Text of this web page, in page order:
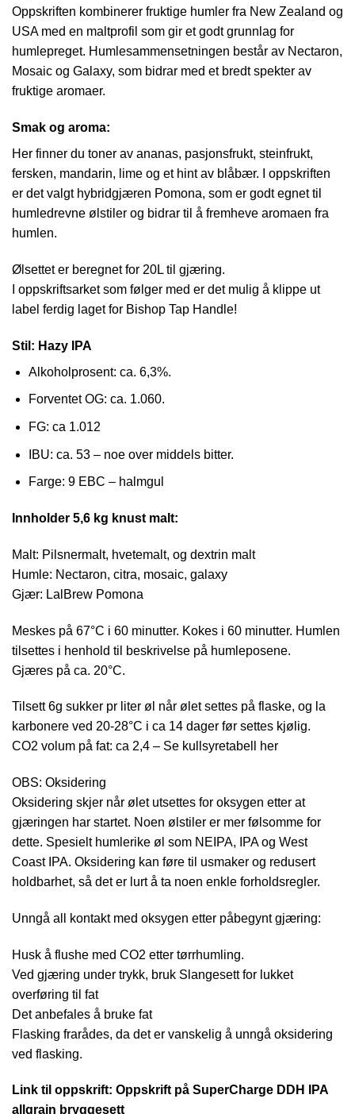
Oppskriften kombinerer fruktige humler fra New Zealand og
USA med en maltprofil som gir et godt grunnlag for
humlepreget. Humlesammensetningen består av Nectaron,
Mosaic og Galaxy, som bidrar med et bredt spekter av
fruktige aromaer.
Smak og aroma:
Her finner du toner av ananas, pasjonsfrukt, steinfrukt,
fersken, mandarin, lime og et hint av blåbær. I oppskriften
er det valgt hybridgjæren Pomona, som er godt egnet til
humledrevne ølstiler og bidrar til å fremheve aromaen fra
humlen.
Ølsettet er beregnet for 20L til gjæring.
I oppskriftsarket som følger med er det mulig å klippe ut
label ferdig laget for Bishop Tap Handle!
Stil: Hazy IPA
Alkoholprosent: ca. 6,3%.
Forventet OG: ca. 1.060.
FG: ca 1.012
IBU: ca. 53 – noe over middels bitter.
Farge: 9 EBC – halmgul
Innholder 5,6 kg knust malt:
Malt: Pilsnermalt, hvetemalt, og dextrin malt
Humle: Nectaron, citra, mosaic, galaxy
Gjær: LalBrew Pomona
Meskes på 67°C i 60 minutter. Kokes i 60 minutter. Humlen
tilsettes i henhold til beskrivelse på humleposene.
Gjæres på ca. 20°C.
Tilsett 6g sukker pr liter øl når ølet settes på flaske, og la
karbonere ved 20-28°C i ca 14 dager før settes kjølig.
CO2 volum på fat: ca 2,4 – Se kullsyretabell her
OBS: Oksidering
Oksidering skjer når ølet utsettes for oksygen etter at
gjæringen har startet. Noen ølstiler er mer følsomme for
dette. Spesielt humlerike øl som NEIPA, IPA og West
Coast IPA. Oksidering kan føre til usmaker og redusert
holdbarhet, så det er lurt å ta noen enkle forholdsregler.
Unngå all kontakt med oksygen etter påbegynt gjæring:
Husk å flushe med CO2 etter tørrhumling.
Ved gjæring under trykk, bruk Slangesett for lukket
overføring til fat
Det anbefales å bruke fat
Flasking frarådes, da det er vanskelig å unngå oksidering
ved flasking.
Link til oppskrift: Oppskrift på SuperCharge DDH IPA
allgrain bryggesett